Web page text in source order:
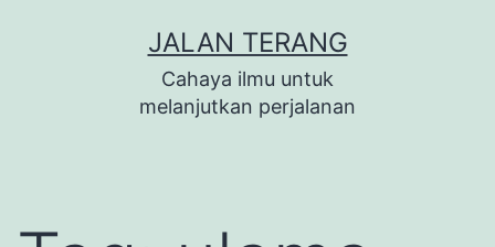
JALAN TERANG
Cahaya ilmu untuk
melanjutkan perjalanan